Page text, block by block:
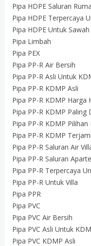
Pipa HDPE Saluran
Pipa HDPE Terpercaya
Pipa HDPE Untuk Sawah
Pipa Limbah
Pipa PEX
Pipa PP-R Air Bersih
Pipa PP-R Asli Untuk
Pipa PP-R KDMP Asli
Pipa PP-R KDMP Harga
Pipa PP-R KDMP Paling
Pipa PP-R KDMP Pilihan
Pipa PP-R KDMP
Pipa PP-R Saluran Air
Pipa PP-R Saluran
Pipa PP-R Terpercaya
Pipa PP-R Untuk Villa
Pipa PPR
Pipa PVC
Pipa PVC Air Bersih
Pipa PVC Asli Untuk
Pipa PVC KDMP Asli